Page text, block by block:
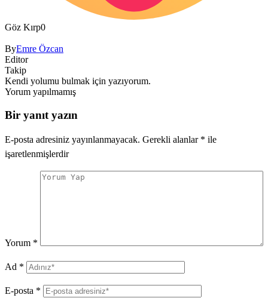
Göz Kırp0
ByEmre Özcan
Editor
Takip
Kendi yolumu bulmak için yazıyorum.
Yorum yapılmamış
Bir yanıt yazın
E-posta adresiniz yayınlanmayacak. Gerekli alanlar * ile
işaretlenmişlerdir
Yorum *
Ad *
E-posta *